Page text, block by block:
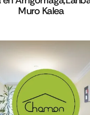
Muro Kalea